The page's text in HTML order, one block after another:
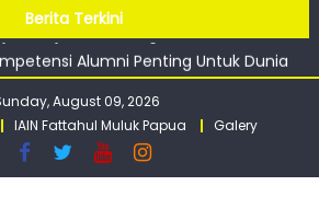
Berita Terkini
Kerjasama Dengan LSP-MWPM
Alumni Penting Untuk Dunia
August 09, 2026
IAIN Fattahul Muluk Papua Galery